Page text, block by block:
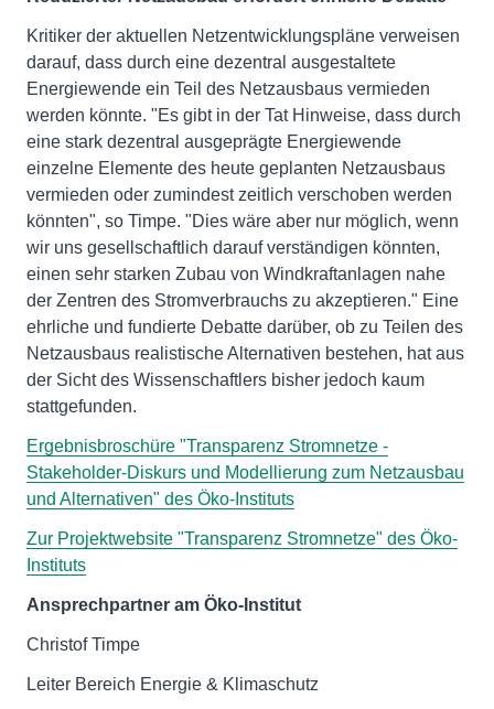
Kritiker der aktuellen Netzentwicklungspläne verweisen
darauf, dass durch eine dezentral ausgestaltete
Energiewende ein Teil des Netzausbaus vermieden
werden könnte. "Es gibt in der Tat Hinweise, dass durch
eine stark dezentral ausgeprägte Energiewende
einzelne Elemente des heute geplanten Netzausbaus
vermieden oder zumindest zeitlich verschoben werden
könnten", so Timpe. "Dies wäre aber nur möglich, wenn
wir uns gesellschaftlich darauf verständigen könnten,
einen sehr starken Zubau von Windkraftanlagen nahe
der Zentren des Stromverbrauchs zu akzeptieren." Eine
ehrliche und fundierte Debatte darüber, ob zu Teilen des
Netzausbaus realistische Alternativen bestehen, hat aus
der Sicht des Wissenschaftlers bisher jedoch kaum
stattgefunden.
Ergebnisbroschüre "Transparenz Stromnetze -
Stakeholder-Diskurs und Modellierung zum Netzausbau
und Alternativen" des Öko-Instituts
Zur Projektwebsite "Transparenz Stromnetze" des Öko-
Instituts
Ansprechpartner am Öko-Institut
Christof Timpe
Leiter Bereich Energie & Klimaschutz